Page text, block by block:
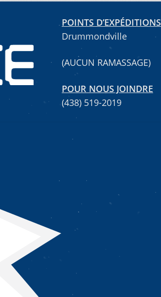
POINTS D’EXPÉDITIONS
Drummondville
(AUCUN RAMASSAGE)
POUR NOUS JOINDRE
(438) 519-2019